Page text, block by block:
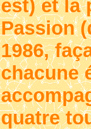
est) et la
Passion
1986,
chacune
quatre